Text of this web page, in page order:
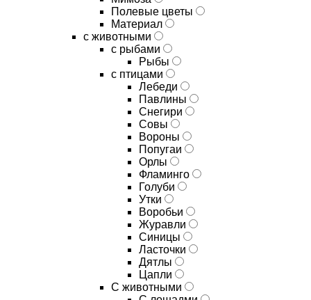
Полевые цветы
Материал
с животными
с рыбами
Рыбы
с птицами
Лебеди
Павлины
Снегири
Совы
Вороны
Попугаи
Орлы
Фламинго
Голуби
Утки
Воробьи
Журавли
Синицы
Ласточки
Дятлы
Цапли
С животными